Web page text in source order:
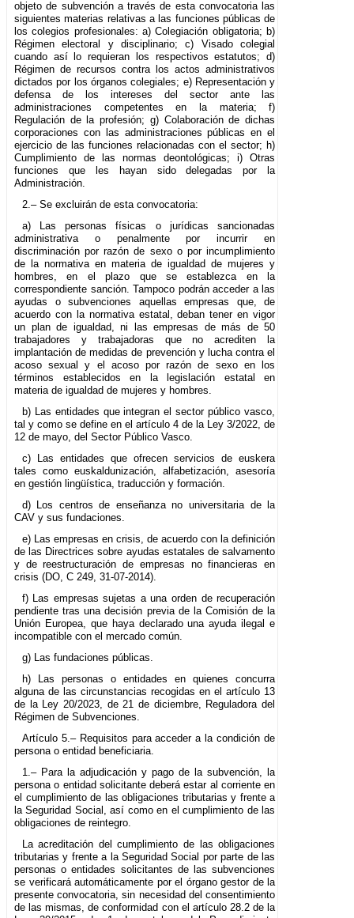
objeto de subvención a través de esta convocatoria las
siguientes materias relativas a las funciones públicas de
los colegios profesionales: a) Colegiación obligatoria; b)
Régimen electoral y disciplinario; c) Visado colegial
cuando así lo requieran los respectivos estatutos; d)
Régimen de recursos contra los actos administrativos
dictados por los órganos colegiales; e) Representación y
defensa de los intereses del sector ante las
administraciones competentes en la materia; f)
Regulación de la profesión; g) Colaboración de dichas
corporaciones con las administraciones públicas en el
ejercicio de las funciones relacionadas con el sector; h)
Cumplimiento de las normas deontológicas; i) Otras
funciones que les hayan sido delegadas por la
Administración.
2.– Se excluirán de esta convocatoria:
a) Las personas físicas o jurídicas sancionadas
administrativa o penalmente por incurrir en
discriminación por razón de sexo o por incumplimiento
de la normativa en materia de igualdad de mujeres y
hombres, en el plazo que se establezca en la
correspondiente sanción. Tampoco podrán acceder a las
ayudas o subvenciones aquellas empresas que, de
acuerdo con la normativa estatal, deban tener en vigor
un plan de igualdad, ni las empresas de más de 50
trabajadores y trabajadoras que no acrediten la
implantación de medidas de prevención y lucha contra el
acoso sexual y el acoso por razón de sexo en los
términos establecidos en la legislación estatal en
materia de igualdad de mujeres y hombres.
b) Las entidades que integran el sector público vasco,
tal y como se define en el artículo 4 de la Ley 3/2022, de
12 de mayo, del Sector Público Vasco.
c) Las entidades que ofrecen servicios de euskera
tales como euskaldunización, alfabetización, asesoría
en gestión lingüística, traducción y formación.
d) Los centros de enseñanza no universitaria de la
CAV y sus fundaciones.
e) Las empresas en crisis, de acuerdo con la definición
de las Directrices sobre ayudas estatales de salvamento
y de reestructuración de empresas no financieras en
crisis (DO, C 249, 31-07-2014).
f) Las empresas sujetas a una orden de recuperación
pendiente tras una decisión previa de la Comisión de la
Unión Europea, que haya declarado una ayuda ilegal e
incompatible con el mercado común.
g) Las fundaciones públicas.
h) Las personas o entidades en quienes concurra
alguna de las circunstancias recogidas en el artículo 13
de la Ley 20/2023, de 21 de diciembre, Reguladora del
Régimen de Subvenciones.
Artículo 5.– Requisitos para acceder a la condición de
persona o entidad beneficiaria.
1.– Para la adjudicación y pago de la subvención, la
persona o entidad solicitante deberá estar al corriente en
el cumplimiento de las obligaciones tributarias y frente a
la Seguridad Social, así como en el cumplimiento de las
obligaciones de reintegro.
La acreditación del cumplimiento de las obligaciones
tributarias y frente a la Seguridad Social por parte de las
personas o entidades solicitantes de las subvenciones
se verificará automáticamente por el órgano gestor de la
presente convocatoria, sin necesidad del consentimiento
de las mismas, de conformidad con el artículo 28.2 de la